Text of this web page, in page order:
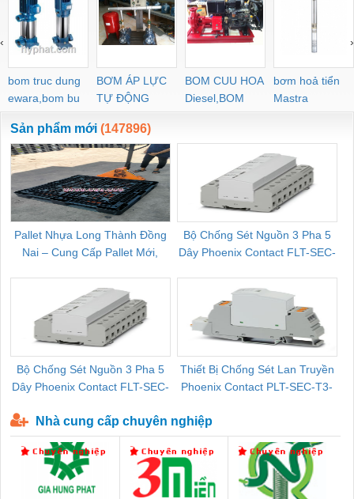
F92L-X-4BJ HGP-53A-
L44R-Z-4BD-P-13
F14R14R
bom truc dung
ewara,bom bu
ewara
BƠM ÁP LỰC
TỰ ĐỘNG
BOM CUU HOA
Diesel,BOM
CHUA CHAY
bơm hoả tiển
Mastra
‹ ›
Sản phẩm mới (147896)
Pallet Nhựa Long Thành Đồng
Nai – Cung Cấp Pallet Mới,
Bộ Chống Sét Nguồn 3 Pha 5
Dây Phoenix Contact FLT-SEC-
Bộ Chống Sét Nguồn 3 Pha 5
Dây Phoenix Contact FLT-SEC-
Thiết Bị Chống Sét Lan Truyền
Phoenix Contact PLT-SEC-T3-
Nhà cung cấp chuyên nghiệp